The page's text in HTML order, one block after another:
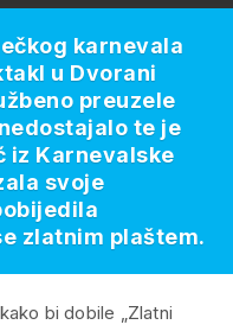
bi dobile „Zlatni
karnevala
u Dvorani
preuzele
te je
iz Karnevalske
svoje
zlatnim plaštem.